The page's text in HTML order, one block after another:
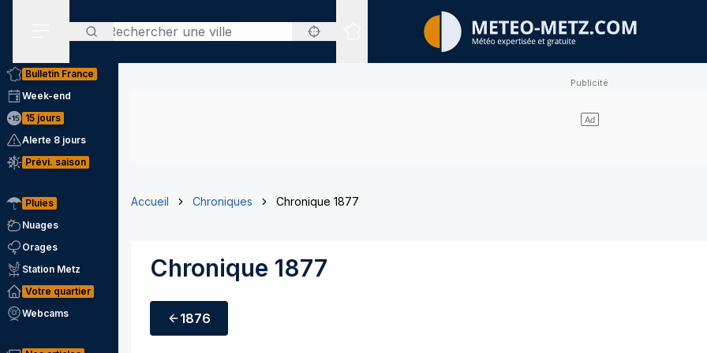
Rechercher
Sites expertisés
Bulletin France
Week-end
15 jours
Alerte 8 jours
Prévi. saison
Pluies
Nuages
Orages
Station Metz
Votre quartier
Webcams
Accueil Chroniques Chronique 1877
Chronique 1877
1876